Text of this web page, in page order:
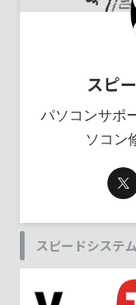
スピ
パソコンサポ
ソコン
スピードシステ